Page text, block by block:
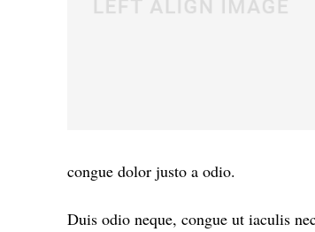
congue dolor justo a odio.
Duis odio neque, congue ut iaculis